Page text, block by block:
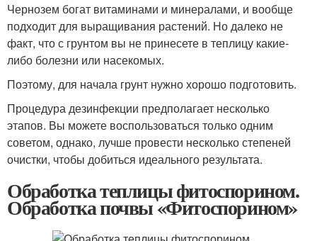
Чернозем богат витаминами и минералами, и вообще
подходит для выращивания растений. Но далеко не
факт, что с грунтом вы не принесете в теплицу какие-
либо болезни или насекомых.
Поэтому, для начала грунт нужно хорошо подготовить.
Процедура дезинфекции предполагает несколько
этапов. Вы можете воспользоваться только одним
советом, однако, лучше провести несколько степеней
очистки, чтобы добиться идеального результата.
Обработка теплицы фитоспорином.
Обработка почвы «Фитоспорином»